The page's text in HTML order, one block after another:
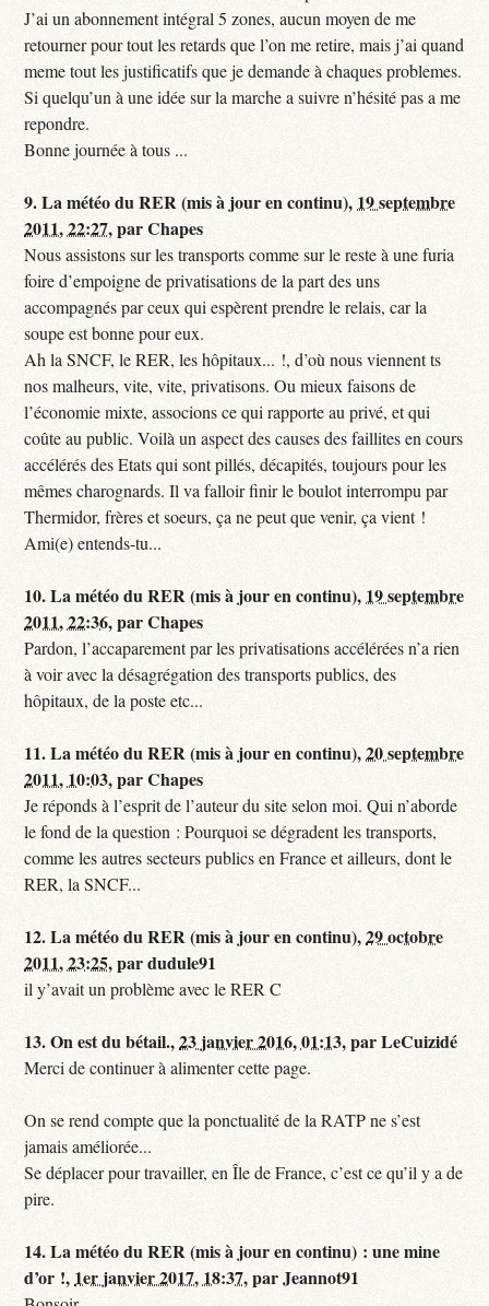
J’ai un abonnement intégral 5 zones, aucun moyen de me
retourner pour tout les retards que l’on me retire, mais j’ai quand
meme tout les justificatifs que je demande à chaques problemes.
Si quelqu’un à une idée sur la marche a suivre n’hésité pas a me
repondre.
Bonne journée à tous ...
9.La météo du RER (mis à jour en continu), 19 septembre
2011, 22:27,parChapes
Nous assistons sur les transports comme sur le reste à une furia
foire d’empoigne de privatisations de la part des uns
accompagnés par ceux qui espèrent prendre le relais, car la
soupe est bonne pour eux.
Ah la SNCF, le RER, les hôpitaux... !, d’où nous viennent ts
nos malheurs, vite, vite, privatisons. Ou mieux faisons de
l’économie mixte, associons ce qui rapporte au privé, et qui
coûte au public. Voilà un aspect des causes des faillites en cours
accélérés des Etats qui sont pillés, décapités, toujours pour les
mêmes charognards. Il va falloir finir le boulot interrompu par
Thermidor, frères et soeurs, ça ne peut que venir, ça vient !
Ami(e) entends-tu...
10.La météo du RER (mis à jour en continu), 19 septembre
2011, 22:36,parChapes
Pardon, l’accaparement par les privatisations accélérées n’a rien
à voir avec la désagrégation des transports publics, des
hôpitaux, de la poste etc...
11.La météo du RER (mis à jour en continu),20 septembre
2011, 10:03,parChapes
Je réponds à l’esprit de l’auteur du site selon moi. Qui n’aborde
le fond de la question : Pourquoi se dégradent les transports,
comme les autres secteurs publics en France et ailleurs, dont le
RER, la SNCF...
12.La météo du RER (mis à jour en continu),29 octobre
2011, 23:25,pardudule91
il y’avait un problème avec le RER C
13.On est du bétail.,23 janvier 2016, 01:13,parLeCuizidé
Merci de continuer à alimenter cette page.
On se rend compte que la ponctualité de la RATP ne s’est
jamais améliorée...
Se déplacer pour travailler, en Île de France, c’est ce qu’il y a de
pire.
14.La météo du RER (mis à jour en continu) : une mine
d’or !, 1er janvier 2017, 18:37,parJeannot91